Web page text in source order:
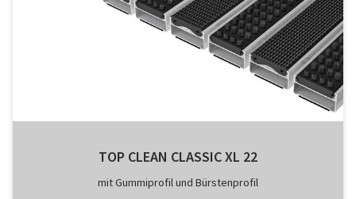
TOP CLEAN CLASSIC XL 22
mit Gummiprofil und Bürstenprofil